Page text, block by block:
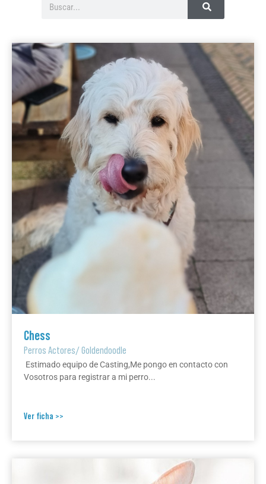
Chess
Perros Actores/Goldendoodle
Estimado equipo de Casting,Me pongo en contacto con
Vosotros para registrar a mi perro...
Ver ficha >>